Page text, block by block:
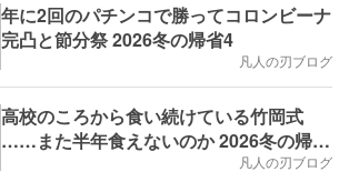
年に2回のパチンコで勝ってコロンビーナ
完凸と節分祭 2026冬の帰省4
凡人の刃ブログ
高校のころから食い続けている竹岡式
……また半年食えないのか 2026冬の帰省
凡人の刃ブログ